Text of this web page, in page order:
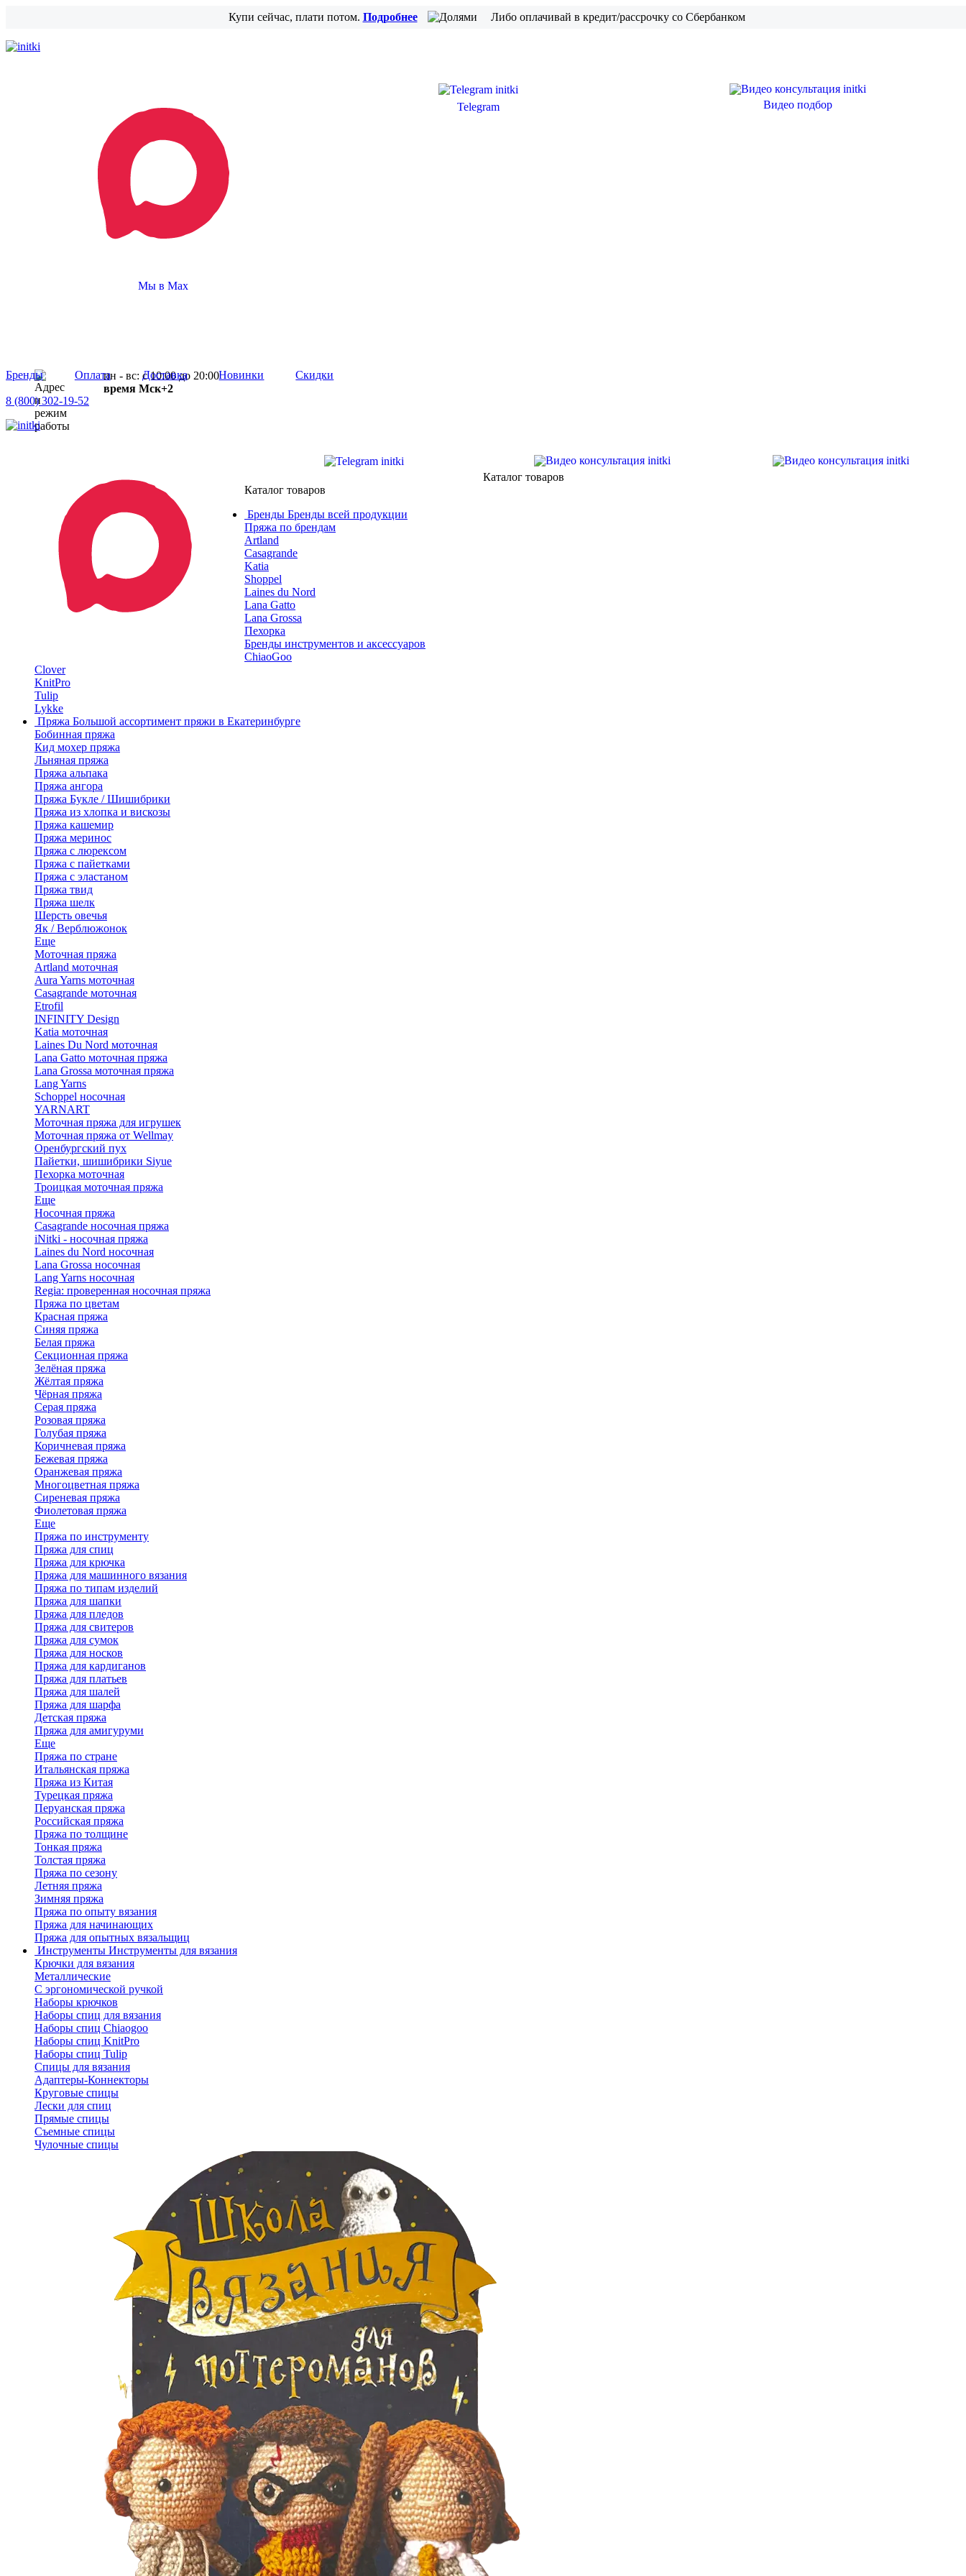
Купи сейчас, плати потом. Подробнее Либо оплачивай в кредит/рассрочку со Сбербанком
Мы в Max
Telegram Видео подбор
Бренды Оплата Доставка Новинки Скидки
8 (800) 302-19-52
пн - вс: с 10:00 до 20:00
время Мск+2
Каталог товаров
Каталог товаров
Бренды Бренды всей продукции
Пряжа по брендам
Artland
Casagrande
Katia
Shoppel
Laines du Nord
Lana Gatto
Lana Grossa
Пехорка
Бренды инструментов и аксессуаров
ChiaoGoo
Clover
KnitPro
Tulip
Lykke
Пряжа Большой ассортимент пряжи в Екатеринбурге
Бобинная пряжа
Кид мохер пряжа
Льняная пряжа
Пряжа альпака
Пряжа ангора
Пряжа Букле / Шишибрики
Пряжа из хлопка и вискозы
Пряжа кашемир
Пряжа меринос
Пряжа с люрексом
Пряжа с пайетками
Пряжа с эластаном
Пряжа твид
Пряжа шелк
Шерсть овечья
Як / Верблюжонок
Еще
Моточная пряжа
Artland моточная
Aura Yarns моточная
Casagrande моточная
Etrofil
INFINITY Design
Katia моточная
Laines Du Nord моточная
Lana Gatto моточная пряжа
Lana Grossa моточная пряжа
Lang Yarns
Schoppel носочная
YARNART
Моточная пряжа для игрушек
Моточная пряжа от Wellmay
Оренбургский пух
Пайетки, шишибрики Siyue
Пехорка моточная
Троицкая моточная пряжа
Еще
Носочная пряжа
Casagrande носочная пряжа
iNitki - носочная пряжа
Laines du Nord носочная
Lana Grossa носочная
Lang Yarns носочная
Regia: проверенная носочная пряжа
Пряжа по цветам
Красная пряжа
Синяя пряжа
Белая пряжа
Секционная пряжа
Зелёная пряжа
Жёлтая пряжа
Чёрная пряжа
Серая пряжа
Розовая пряжа
Голубая пряжа
Коричневая пряжа
Бежевая пряжа
Оранжевая пряжа
Многоцветная пряжа
Сиреневая пряжа
Фиолетовая пряжа
Еще
Пряжа по инструменту
Пряжа для спиц
Пряжа для крючка
Пряжа для машинного вязания
Пряжа по типам изделий
Пряжа для шапки
Пряжа для пледов
Пряжа для свитеров
Пряжа для сумок
Пряжа для носков
Пряжа для кардиганов
Пряжа для платьев
Пряжа для шалей
Пряжа для шарфа
Детская пряжа
Пряжа для амигуруми
Еще
Пряжа по стране
Итальянская пряжа
Пряжа из Китая
Турецкая пряжа
Перуанская пряжа
Российская пряжа
Пряжа по толщине
Тонкая пряжа
Толстая пряжа
Пряжа по сезону
Летняя пряжа
Зимняя пряжа
Пряжа по опыту вязания
Пряжа для начинающих
Пряжа для опытных вязальщиц
Инструменты Инструменты для вязания
Крючки для вязания
Металлические
С эргономической ручкой
Наборы крючков
Наборы спиц для вязания
Наборы спиц Chiaogoo
Наборы спиц KnitPro
Наборы спиц Tulip
Спицы для вязания
Адаптеры-Коннекторы
Круговые спицы
Лески для спиц
Прямые спицы
Съемные спицы
Чулочные спицы